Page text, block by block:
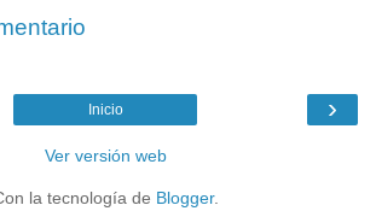
›
Inicio
Ver versión web
la tecnología de Blogger.